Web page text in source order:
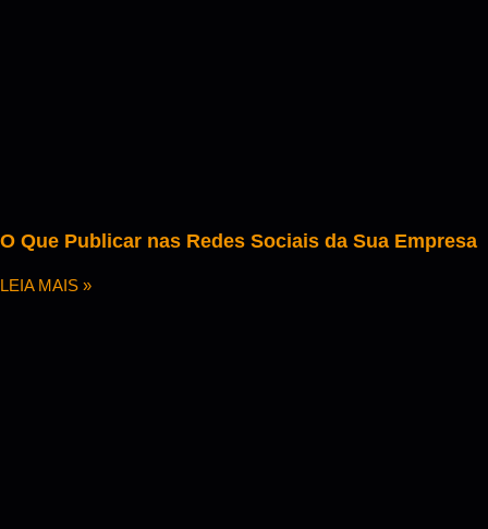
O Que Publicar nas Redes Sociais da Sua Empresa
LEIA MAIS »